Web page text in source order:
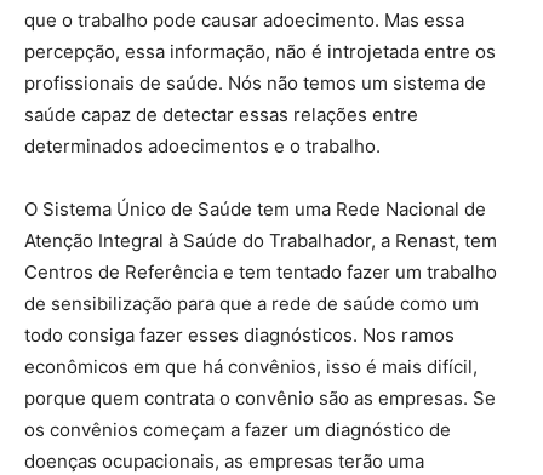
que o trabalho pode causar adoecimento. Mas essa
percepção, essa informação, não é introjetada entre os
profissionais de saúde. Nós não temos um sistema de
saúde capaz de detectar essas relações entre
determinados adoecimentos e o trabalho.
O Sistema Único de Saúde tem uma Rede Nacional de
Atenção Integral à Saúde do Trabalhador, a Renast, tem
Centros de Referência e tem tentado fazer um trabalho
de sensibilização para que a rede de saúde como um
todo consiga fazer esses diagnósticos. Nos ramos
econômicos em que há convênios, isso é mais difícil,
porque quem contrata o convênio são as empresas. Se
os convênios começam a fazer um diagnóstico de
doenças ocupacionais, as empresas terão uma